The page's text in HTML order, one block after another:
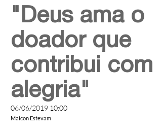
"Deus ama o
doador que
contribui com
alegria"
06/06/2019 10:00
Maicon Estevam